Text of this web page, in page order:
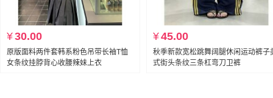
¥30.00
原版面料两件套韩系粉色吊带长袖T恤
女条纹挂脖背心收腰辣妹上衣
¥45.00
秋季新款宽松跳舞阔腿休闲运动裤子
式街头条纹三条杠弯刀卫裤